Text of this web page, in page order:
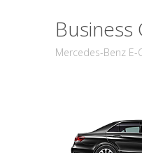
Business
Mercedes-Benz